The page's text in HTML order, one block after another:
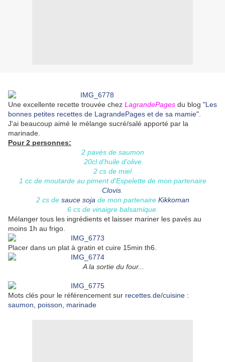
Une excellente recette trouvée chez LagrandePages du blog "Les
bonnes petites recettes de LagrandePages et de sa mamie".
J'ai beaucoup aimé le mélange sucré/salé apporté par la
marinade.
Pour 2 personnes:
2 pavés de saumon
20cl d'huile d'olive
2 cs de miel
1 cc de moutarde au piment d'Espelette de mon partenaire
Clovis
2 cs de sauce soja de mon partenaire Kikkoman
6 cs de vinaigre balsamique.
Mélanger tous les ingrédients et laisser mariner les pavés au
moins 1h au frigo.
Placer dans un plat à gratin et cuire 15min th6.
A la sortie du four...
Mots clés pour le référencement sur recettes.de/cuisine :
saumon
poisson marinade